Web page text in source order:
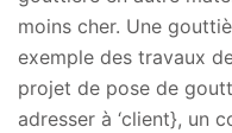
moins cher. Une
exemple des travaux
projet de pose de
adresser à ‘client}, un